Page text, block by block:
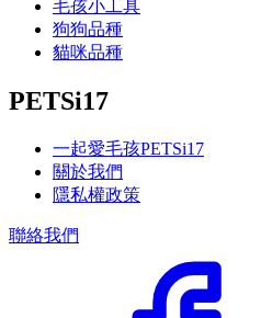
毛孩小工具
狗狗品種
貓咪品種
PETSi17
一起愛毛孩PETSi17
關於我們
隱私權政策
聯絡我們